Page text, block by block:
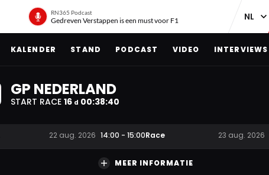
RN365 Podcast
Gedreven Verstappen is een must voor F1
KALENDER STAND PODCAST VIDEO INTERVIEWS
GP NEDERLAND
START RACE 16 d 00:38:39
22 aug. 2026 14:00 - 15:00Race 23 aug. 2026
MEER INFORMATIE